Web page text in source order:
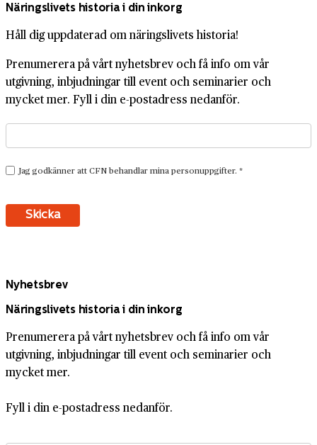
Näringslivets historia i din inkorg
Håll dig uppdaterad om näringslivets historia!
Prenumerera på vårt nyhetsbrev och få info om vår
utgivning, inbjudningar till event och seminarier och
mycket mer. Fyll i din e-postadress nedanför.
Nyhetsbrev
Näringslivets historia i din inkorg
Prenumerera på vårt nyhetsbrev och få info om vår
utgivning, inbjudningar till event och seminarier och
mycket mer.
Fyll i din e-postadress nedanför.